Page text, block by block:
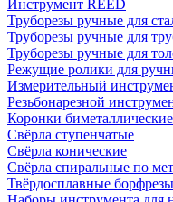
Инструмент REED
Труборезы ручные для
Труборезы ручные для
Труборезы ручные для
Режущие ролики для
Измерительный
Резьбонарезной
Коронки биметаллические
Свёрла ступенчатые
Свёрла конические
Свёрла спиральные по
Твёрдосплавные